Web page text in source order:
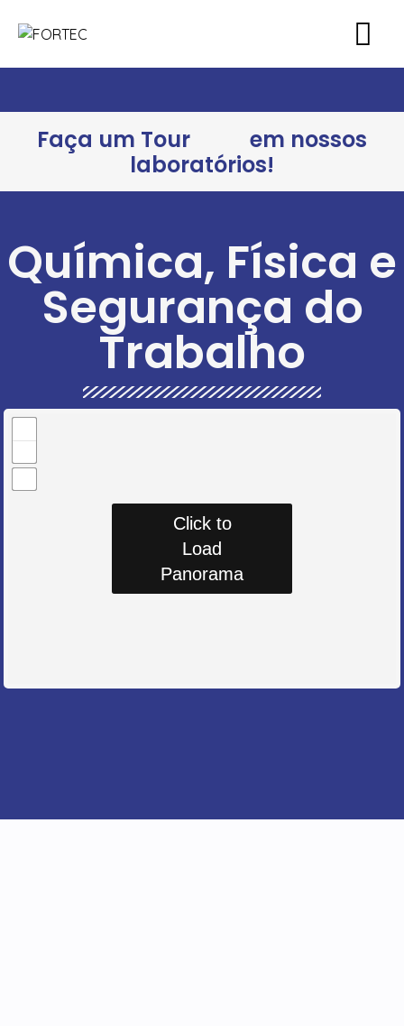
Faça um Tour
em nossos
laboratórios!
Química, Física e
Segurança do
Trabalho
Click to
Load
Panorama
Click to
Load
Panorama